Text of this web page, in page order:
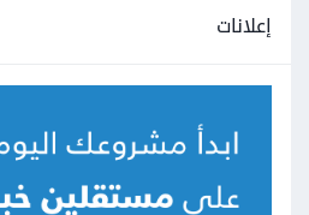
إعلانات